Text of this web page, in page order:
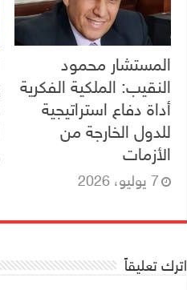
المستشار محمود
النقيب: الملكية الفكرية
أداة دفاع استراتيجية
للدول الخارجة من
الأزمات
7 يوليو، 2026
اترك تعليقاً